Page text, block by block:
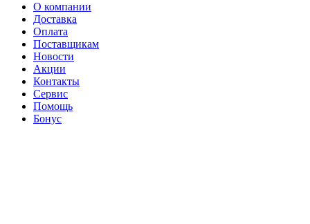
О компании
Доставка
Оплата
Поставщикам
Новости
Акции
Контакты
Сервис
Помощь
Бонус